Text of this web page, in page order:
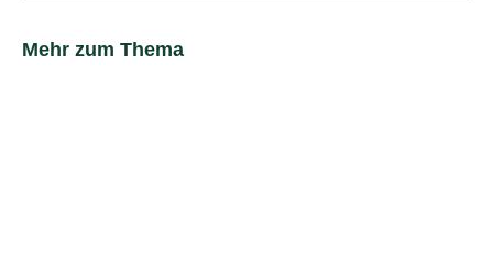
Mehr zum Thema